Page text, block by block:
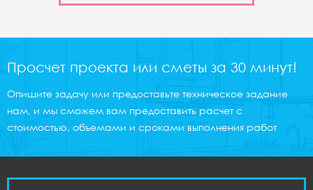
Просчет проекта или сметы за 30 минут!
Опишите задачу или предоставьте техническое задание
нам, и мы сможем вам предоставить расчет с
стоимостью, объемами и сроками выполнения работ